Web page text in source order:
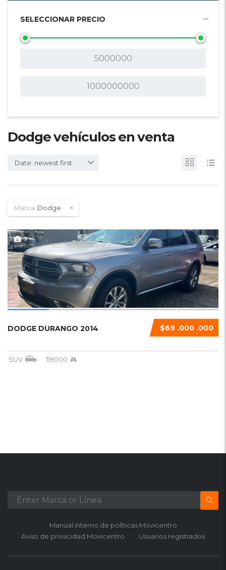
SELECCIONAR PRECIO
Dodge vehículos en venta
Date: newest first
Marca: Dodge
7
$69 .000 .000
DODGE DURANGO 2014
SUV 119000
Manual interno de políticas Movicentro
Aviso de privacidad Movicentro
Usuarios registrados